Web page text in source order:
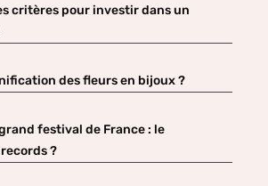
critères pour investir dans un
des fleurs en bijoux ?
festival de France : le
?